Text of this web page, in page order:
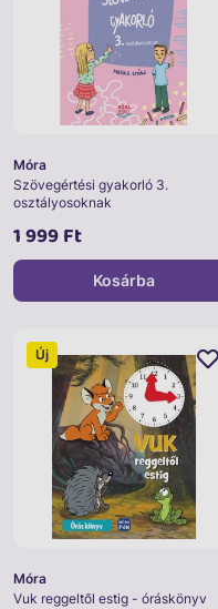
Móra
Szövegértési gyakorló 3.
osztályosoknak
1 999 Ft
Kosárba
Móra
Vuk reggeltől estig - óráskönyv
Új